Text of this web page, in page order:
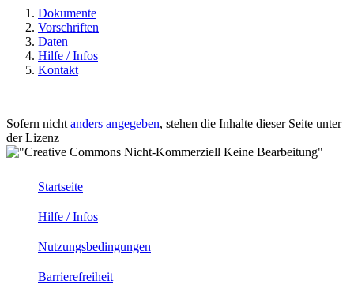
Dokumente
Vorschriften
Daten
Hilfe / Infos
Kontakt
Sofern nicht anders angegeben, stehen die Inhalte dieser Seite unter
der Lizenz
Startseite
Hilfe / Infos
Nutzungsbedingungen
Barrierefreiheit